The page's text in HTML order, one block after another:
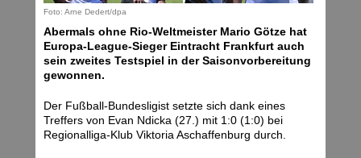
Foto: Arne Dedert/dpa
Abermals ohne Rio-Weltmeister Mario Götze hat
Europa-League-Sieger Eintracht Frankfurt auch
sein zweites Testspiel in der Saisonvorbereitung
gewonnen.
Der Fußball-Bundesligist setzte sich dank eines
Treffers von Evan Ndicka (27.) mit 1:0 (1:0) bei
Regionalliga-Klub Viktoria Aschaffenburg durch.